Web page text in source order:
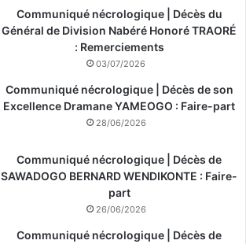
Communiqué nécrologique | Décès du
Général de Division Nabéré Honoré TRAORÉ
: Remerciements
03/07/2026
Communiqué nécrologique | Décès de son
Excellence Dramane YAMEOGO : Faire-part
28/06/2026
Communiqué nécrologique | Décès de
SAWADOGO BERNARD WENDIKONTE : Faire-
part
26/06/2026
Communiqué nécrologique | Décès de